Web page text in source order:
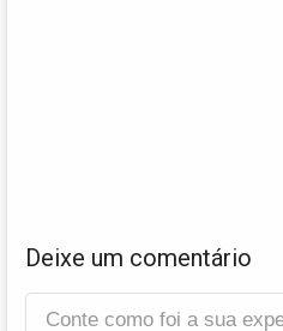
Deixe um comentário